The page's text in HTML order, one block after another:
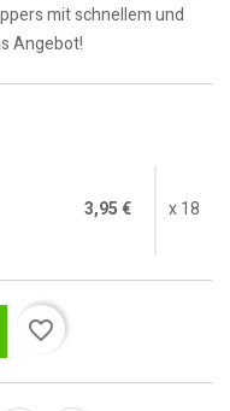
mit schnellem und
Angebot!
3,95 € x 18
favorite_border